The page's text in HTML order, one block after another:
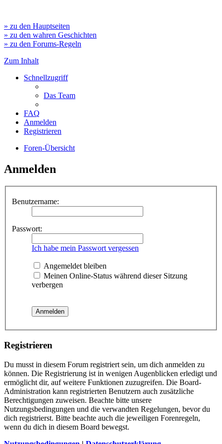
» zu den Hauptseiten
» zu den wahren Geschichten
» zu den Forums-Regeln
Zum Inhalt
Schnellzugriff
Das Team
FAQ
Anmelden
Registrieren
Foren-Übersicht
Anmelden
Benutzername:
Passwort:
Ich habe mein Passwort vergessen
Angemeldet bleiben
Meinen Online-Status während dieser Sitzung
verbergen
Registrieren
Du musst in diesem Forum registriert sein, um dich anmelden zu
können. Die Registrierung ist in wenigen Augenblicken erledigt und
ermöglicht dir, auf weitere Funktionen zuzugreifen. Die Board-
Administration kann registrierten Benutzern auch zusätzliche
Berechtigungen zuweisen. Beachte bitte unsere
Nutzungsbedingungen und die verwandten Regelungen, bevor du
dich registrierst. Bitte beachte auch die jeweiligen Forenregeln,
wenn du dich in diesem Board bewegst.